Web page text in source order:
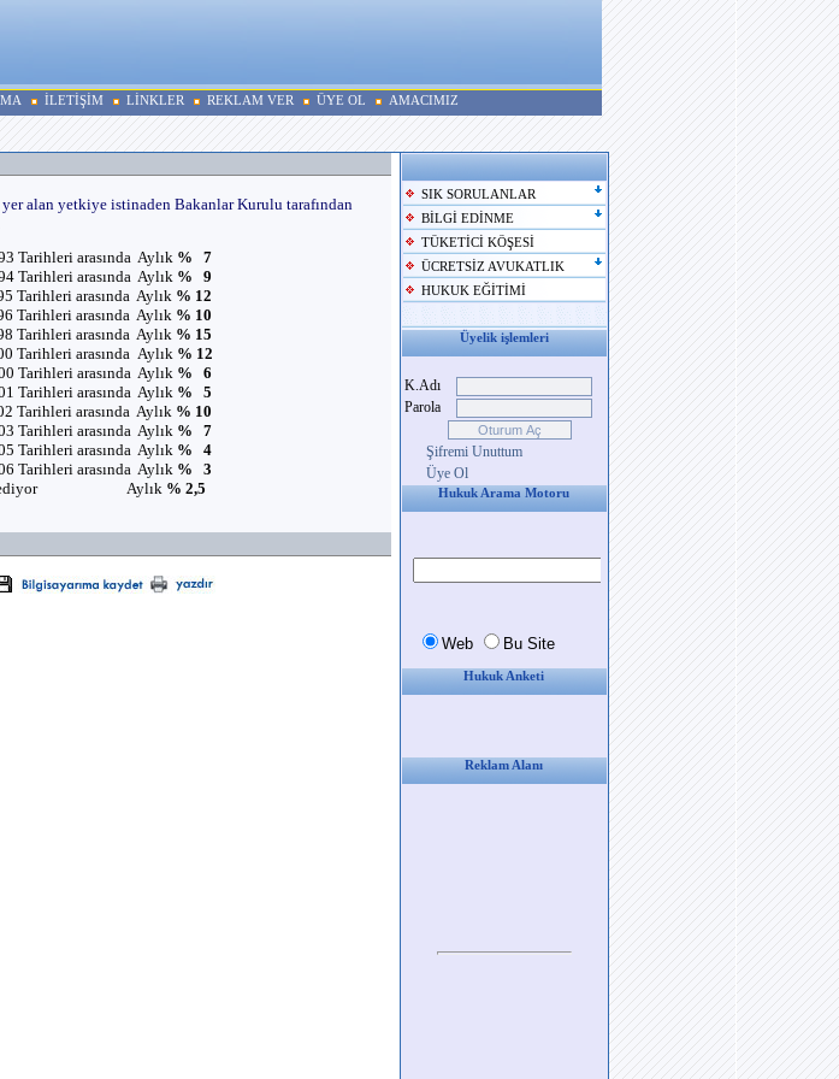
İLETİŞİM LİNKLER REKLAM VER ÜYE OL AMACIMIZ
alan yetkiye istinaden Bakanlar Kurulu tarafından
Tarihleri arasında Aylık % 7
Tarihleri arasında Aylık % 9
Tarihleri arasında Aylık % 12
Tarihleri arasında Aylık % 10
Tarihleri arasında Aylık % 15
Tarihleri arasında Aylık % 12
Tarihleri arasında Aylık % 6
Tarihleri arasında Aylık % 5
Tarihleri arasında Aylık % 10
Tarihleri arasında Aylık % 7
Tarihleri arasında Aylık % 4
Tarihleri arasında Aylık % 3
ediyor Aylık % 2,5
SIK SORULANLAR
BİLGİ EDİNME
TÜKETİCİ KÖŞESİ
ÜCRETSİZ AVUKATLIK
HUKUK EĞİTİMİ
Üyelik işlemleri
K.Adı
Parola
Şifremi Unuttum
Üye Ol
Hukuk Arama Motoru
Hukuk Anketi
Reklam Alanı